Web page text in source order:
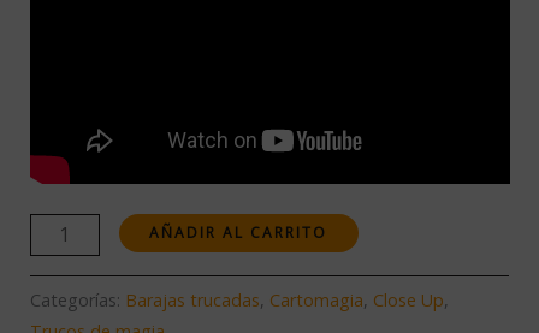
AÑADIR AL CARRITO
Categorías: Barajas trucadas, Cartomagia, Close Up,